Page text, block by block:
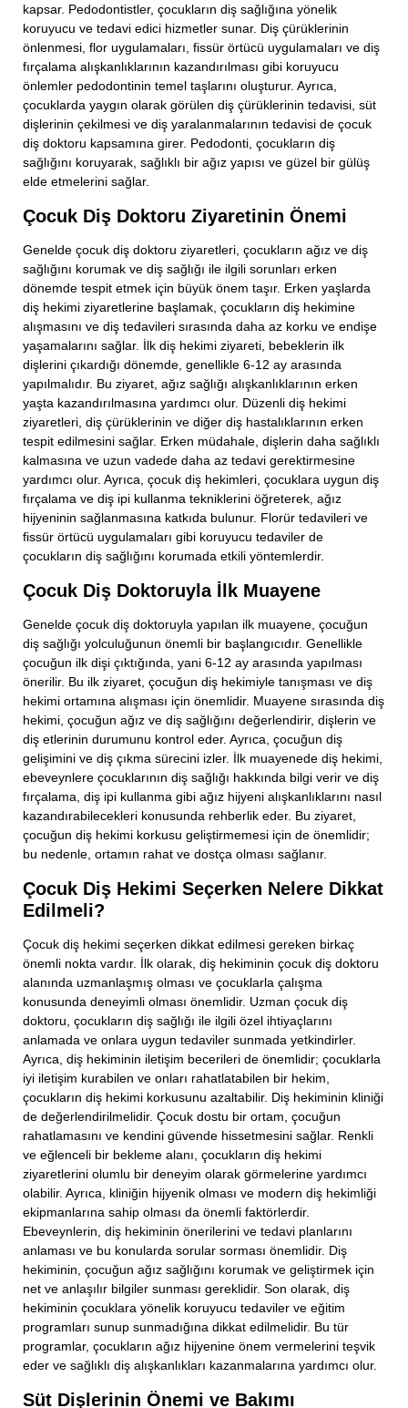
kapsar. Pedodontistler, çocukların diş sağlığına yönelik
koruyucu ve tedavi edici hizmetler sunar. Diş çürüklerinin
önlenmesi, flor uygulamaları, fissür örtücü uygulamaları ve diş
fırçalama alışkanlıklarının kazandırılması gibi koruyucu
önlemler pedodontinin temel taşlarını oluşturur. Ayrıca,
çocuklarda yaygın olarak görülen diş çürüklerinin tedavisi, süt
dişlerinin çekilmesi ve diş yaralanmalarının tedavisi de çocuk
diş doktoru kapsamına girer. Pedodonti, çocukların diş
sağlığını koruyarak, sağlıklı bir ağız yapısı ve güzel bir gülüş
elde etmelerini sağlar.
Çocuk Diş Doktoru Ziyaretinin Önemi
Genelde çocuk diş doktoru ziyaretleri, çocukların ağız ve diş
sağlığını korumak ve diş sağlığı ile ilgili sorunları erken
dönemde tespit etmek için büyük önem taşır. Erken yaşlarda
diş hekimi ziyaretlerine başlamak, çocukların diş hekimine
alışmasını ve diş tedavileri sırasında daha az korku ve endişe
yaşamalarını sağlar. İlk diş hekimi ziyareti, bebeklerin ilk
dişlerini çıkardığı dönemde, genellikle 6-12 ay arasında
yapılmalıdır. Bu ziyaret, ağız sağlığı alışkanlıklarının erken
yaşta kazandırılmasına yardımcı olur. Düzenli diş hekimi
ziyaretleri, diş çürüklerinin ve diğer diş hastalıklarının erken
tespit edilmesini sağlar. Erken müdahale, dişlerin daha sağlıklı
kalmasına ve uzun vadede daha az tedavi gerektirmesine
yardımcı olur. Ayrıca, çocuk diş hekimleri, çocuklara uygun diş
fırçalama ve diş ipi kullanma tekniklerini öğreterek, ağız
hijyeninin sağlanmasına katkıda bulunur. Florür tedavileri ve
fissür örtücü uygulamaları gibi koruyucu tedaviler de
çocukların diş sağlığını korumada etkili yöntemlerdir.
Çocuk Diş Doktoruyla İlk Muayene
Genelde çocuk diş doktoruyla yapılan ilk muayene, çocuğun
diş sağlığı yolculuğunun önemli bir başlangıcıdır. Genellikle
çocuğun ilk dişi çıktığında, yani 6-12 ay arasında yapılması
önerilir. Bu ilk ziyaret, çocuğun diş hekimiyle tanışması ve diş
hekimi ortamına alışması için önemlidir. Muayene sırasında diş
hekimi, çocuğun ağız ve diş sağlığını değerlendirir, dişlerin ve
diş etlerinin durumunu kontrol eder. Ayrıca, çocuğun diş
gelişimini ve diş çıkma sürecini izler. İlk muayenede diş hekimi,
ebeveynlere çocuklarının diş sağlığı hakkında bilgi verir ve diş
fırçalama, diş ipi kullanma gibi ağız hijyeni alışkanlıklarını nasıl
kazandırabilecekleri konusunda rehberlik eder. Bu ziyaret,
çocuğun diş hekimi korkusu geliştirmemesi için de önemlidir;
bu nedenle, ortamın rahat ve dostça olması sağlanır.
Çocuk Diş Hekimi Seçerken Nelere Dikkat
Edilmeli?
Çocuk diş hekimi seçerken dikkat edilmesi gereken birkaç
önemli nokta vardır. İlk olarak, diş hekiminin çocuk diş doktoru
alanında uzmanlaşmış olması ve çocuklarla çalışma
konusunda deneyimli olması önemlidir. Uzman çocuk diş
doktoru, çocukların diş sağlığı ile ilgili özel ihtiyaçlarını
anlamada ve onlara uygun tedaviler sunmada yetkindirler.
Ayrıca, diş hekiminin iletişim becerileri de önemlidir; çocuklarla
iyi iletişim kurabilen ve onları rahatlatabilen bir hekim,
çocukların diş hekimi korkusunu azaltabilir. Diş hekiminin kliniği
de değerlendirilmelidir. Çocuk dostu bir ortam, çocuğun
rahatlamasını ve kendini güvende hissetmesini sağlar. Renkli
ve eğlenceli bir bekleme alanı, çocukların diş hekimi
ziyaretlerini olumlu bir deneyim olarak görmelerine yardımcı
olabilir. Ayrıca, kliniğin hijyenik olması ve modern diş hekimliği
ekipmanlarına sahip olması da önemli faktörlerdir.
Ebeveynlerin, diş hekiminin önerilerini ve tedavi planlarını
anlaması ve bu konularda sorular sorması önemlidir. Diş
hekiminin, çocuğun ağız sağlığını korumak ve geliştirmek için
net ve anlaşılır bilgiler sunması gereklidir. Son olarak, diş
hekiminin çocuklara yönelik koruyucu tedaviler ve eğitim
programları sunup sunmadığına dikkat edilmelidir. Bu tür
programlar, çocukların ağız hijyenine önem vermelerini teşvik
eder ve sağlıklı diş alışkanlıkları kazanmalarına yardımcı olur.
Süt Dişlerinin Önemi ve Bakımı